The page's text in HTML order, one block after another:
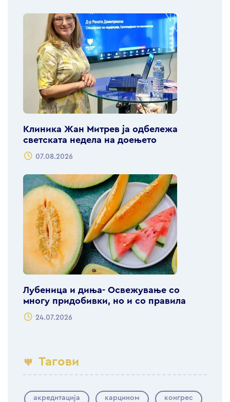
Клиника Жан Митрев ја одбележа
светската недела на доењето
07.08.2026
Лубеница и диња- Освежување со
многу придобивки, но и со правила
24.07.2026
Тагови
акредитација карцином конгрес